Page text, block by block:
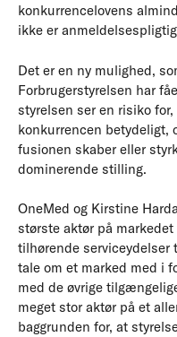
konkurrencelovens
ikke er
Det er en ny mulighed,
Forbrugerstyrelsen har
styrelsen ser en risiko
konkurrencen
fusionen skaber eller
dominerende stilling.
OneMed og Kirstine
største aktør på
tilhørende serviceydelser
tale om et marked med i
med de øvrige
meget stor aktør på et
baggrunden for, at